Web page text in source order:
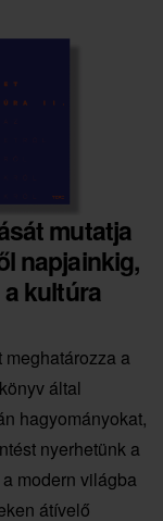
mutatja
napjainkig,
kultúra
a
által
hagyományokat,
nyerhetünk a
modern világba
átívelő